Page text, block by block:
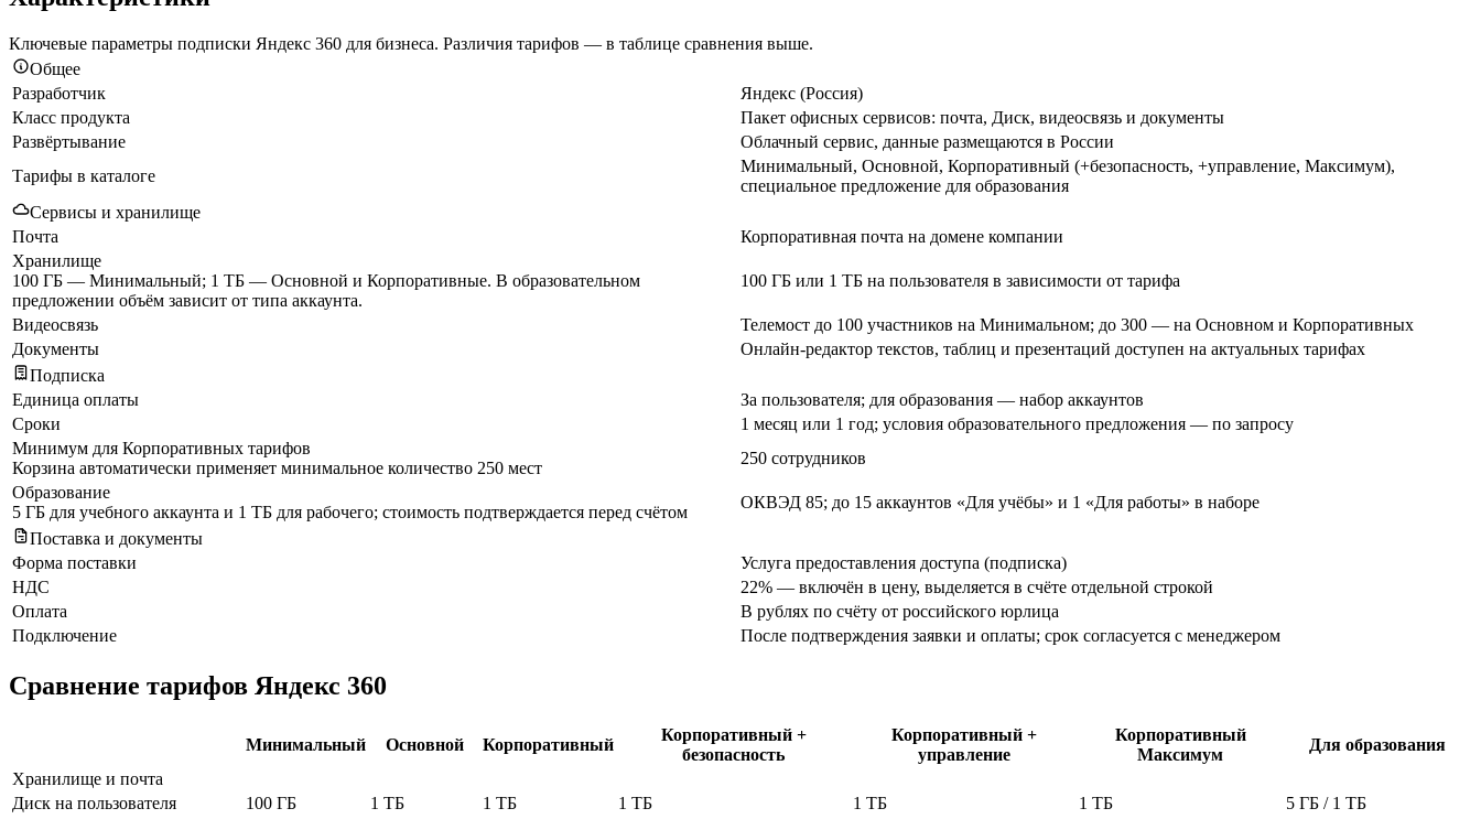
Ключевые параметры подписки Яндекс 360 для бизнеса. Различия тарифов — в таблице сравнения выше.
Общее
Разработчик
Яндекс (Россия)
Класс продукта
Пакет офисных сервисов: почта, Диск, видеосвязь и документы
Развёртывание
Облачный сервис, данные размещаются в России
Тарифы в каталоге
Минимальный, Основной, Корпоративный (+безопасность, +управление, Максимум),
специальное предложение для образования
Сервисы и хранилище
Почта
Корпоративная почта на домене компании
Хранилище
100 ГБ — Минимальный; 1 ТБ — Основной и Корпоративные. В образовательном
предложении объём зависит от типа аккаунта.
100 ГБ или 1 ТБ на пользователя в зависимости от тарифа
Видеосвязь
Телемост до 100 участников на Минимальном; до 300 — на Основном и Корпоративных
Документы
Онлайн-редактор текстов, таблиц и презентаций доступен на актуальных тарифах
Подписка
Единица оплаты
За пользователя; для образования — набор аккаунтов
Сроки
1 месяц или 1 год; условия образовательного предложения — по запросу
Минимум для Корпоративных тарифов
Корзина автоматически применяет минимальное количество 250 мест
250 сотрудников
Образование
5 ГБ для учебного аккаунта и 1 ТБ для рабочего; стоимость подтверждается перед счётом
ОКВЭД 85; до 15 аккаунтов «Для учёбы» и 1 «Для работы» в наборе
Поставка и документы
Форма поставки
Услуга предоставления доступа (подписка)
НДС
22% — включён в цену, выделяется в счёте отдельной строкой
Оплата
В рублях по счёту от российского юрлица
Подключение
После подтверждения заявки и оплаты; срок согласуется с менеджером
Сравнение тарифов Яндекс 360
Минимальный Основной Корпоративный
Корпоративный +
безопасность
Корпоративный +
управление
Корпоративный
Максимум
Для образования
Хранилище и почта
Диск на пользователя
100 ГБ 1 ТБ 1 ТБ 1 ТБ 1 ТБ 1 ТБ 5 ГБ / 1 ТБ